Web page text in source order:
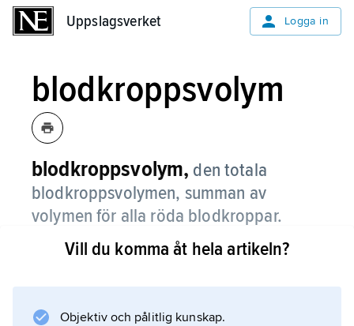
Uppslagsverket Logga in
blodkroppsvolym
blodkroppsvolym, den totala
blodkroppsvolymen, summan av
volymen för alla röda blodkroppar.
En äldre och oegentlig benämning är
red cell mass
Vill du komma åt hela artikeln?
Objektiv och pålitlig kunskap.